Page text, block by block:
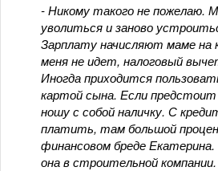
- Никому такого не пожелаю.
уволиться и заново
Зарплату начисляют маме
меня не идет, налоговый
Иногда приходится
картой сына. Если предстоит
ношу с собой наличку. С
платить, там большой
финансовом бреде
она в строительной компании.